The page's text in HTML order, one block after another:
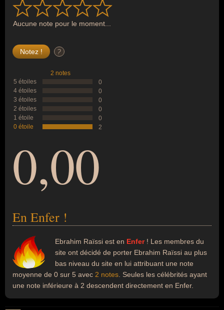
Aucune note pour le moment...
?
2 notes
5 étoiles
0
4 étoiles
0
3 étoiles
0
2 étoiles
0
1 étoile
0
0 étoile
2
0,00
En Enfer !
Ebrahim Raïssi est en Enfer! Les membres du
site ont décidé de porter Ebrahim Raïssi au plus
bas niveau du site en lui attribuant une note
moyenne de 0 sur 5 avec 2 notes . Seules les célébrités ayant
une note inférieure à 2 descendent directement en Enfer.